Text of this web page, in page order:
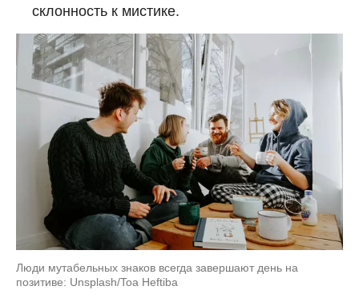
склонность к мистике.
Люди мутабельных знаков всегда завершают день на
позитиве: Unsplash/Toa Heftiba